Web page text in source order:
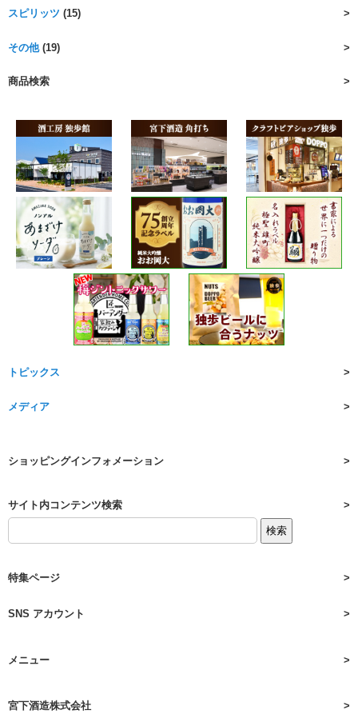
スピリッツ (15)
その他(19)
商品検索
トピックス
メディア
ショッピングインフォメーション
サイト内コンテンツ検索
特集ページ
SNS アカウント
メニュー
宮下酒造株式会社